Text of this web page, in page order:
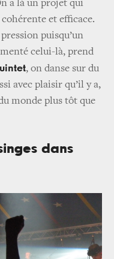
a là un projet qui
et efficace.
puisqu’un
celui-là, prend
, on danse sur du
avec plaisir qu’il y a,
monde plus tôt que
dans